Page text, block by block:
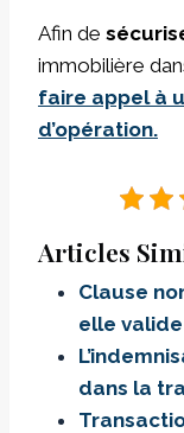
Afin de
immobilière
faire appel à
d’opération.
Articles
Clause
elle valide
dans la